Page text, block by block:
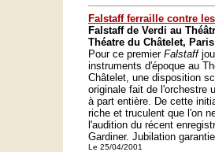
Falstaff ferraille contre
Falstaff de Verdi au
Théatre du Châtelet, Paris
Pour ce premier Falstaff
instruments d'époque au
Châtelet, une disposition
originale fait de l'orchestre
à part entière. De cette
riche et truculent que l'on
l'audition du récent
Gardiner. Jubilation
Le 25/04/2001